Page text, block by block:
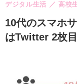
10代のスマホ
はTwitter 2枚
デジタル生活 高校